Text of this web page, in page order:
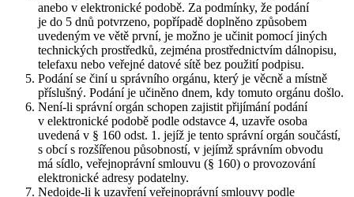
anebo v elektronické podobě. Za podmínky, že podání
je do 5 dnů potvrzeno, popřípadě doplněno způsobem
uvedeným ve větě první, je možno je učinit pomocí jiných
technických prostředků, zejména prostřednictvím dálnopisu,
telefaxu nebo veřejné datové sítě bez použití podpisu.
Podání se činí u správního orgánu, který je věcně a místně
příslušný. Podání je učiněno dnem, kdy tomuto orgánu došlo.
Není-li správní orgán schopen zajistit přijímání podání
v elektronické podobě podle odstavce 4, uzavře osoba
uvedená v § 160 odst. 1. jejíž je tento správní orgán součástí,
s obcí s rozšířenou působností, v jejímž správním obvodu
má sídlo, veřejnoprávní smlouvu (§ 160) o provozování
elektronické adresy podatelny.
Nedojde-li k uzavření veřejnoprávní smlouvy podle